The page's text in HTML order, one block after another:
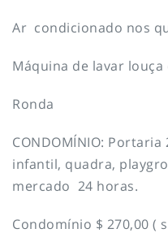
Ar condicionado nos
Máquina de lavar
Ronda
CONDOMÍNIO:
infantil, quadra,
mercado 24 horas.
Condomínio $ 270,00 (